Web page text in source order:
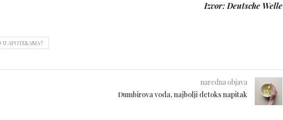
Izvor: Deutsche Welle
U APOTEKAMA?
naredna objava
Đumbirova voda, najbolji detoks napitak